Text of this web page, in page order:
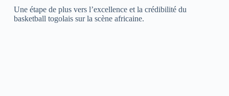
Une étape de plus vers l’excellence et la crédibilité du
basketball togolais sur la scène africaine.